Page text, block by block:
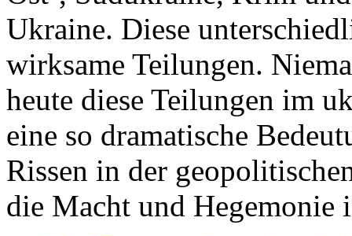
Ukraine. Diese
wirksame Teilungen.
heute diese Teilungen im
eine so dramatische
Rissen in der
die Macht und Hegemonie